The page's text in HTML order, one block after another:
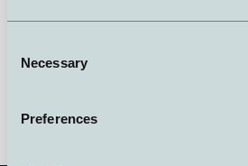
Selection
Necessary
Preferences